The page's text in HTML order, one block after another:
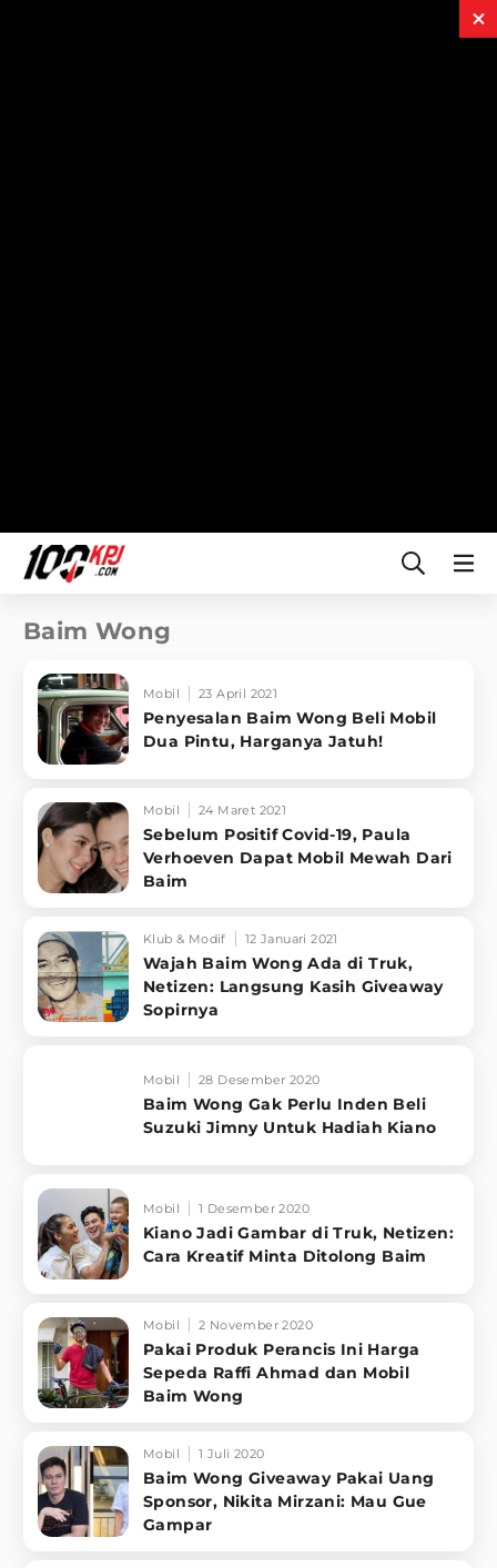
Baim Wong
Mobil 23 April 2021
Penyesalan Baim Wong Beli Mobil
Dua Pintu, Harganya Jatuh!
Mobil 24 Maret 2021
Sebelum Positif Covid-19, Paula
Verhoeven Dapat Mobil Mewah Dari
Baim
Klub & Modif 12 Januari 2021
Wajah Baim Wong Ada di Truk,
Netizen: Langsung Kasih Giveaway
Sopirnya
Mobil 28 Desember 2020
Baim Wong Gak Perlu Inden Beli
Suzuki Jimny Untuk Hadiah Kiano
Mobil 1 Desember 2020
Kiano Jadi Gambar di Truk, Netizen:
Cara Kreatif Minta Ditolong Baim
Mobil 2 November 2020
Pakai Produk Perancis Ini Harga
Sepeda Raffi Ahmad dan Mobil
Baim Wong
Mobil 1 Juli 2020
Baim Wong Giveaway Pakai Uang
Sponsor, Nikita Mirzani: Mau Gue
Gampar